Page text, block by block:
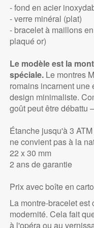
- fond en acier
- verre minéral (plat)
- bracelet à maillons
plaqué or)
Le modèle est la
spéciale.Le montres
romains incarnent
design minimaliste.
goût peut être débattu
Étanche jusqu'à 3
ne convient pas à la
22 x 30 mm
2 ans de garantie
Prix avec boîte en
La montre-bracelet
modernité. Cela fait
à l'opéra ou au